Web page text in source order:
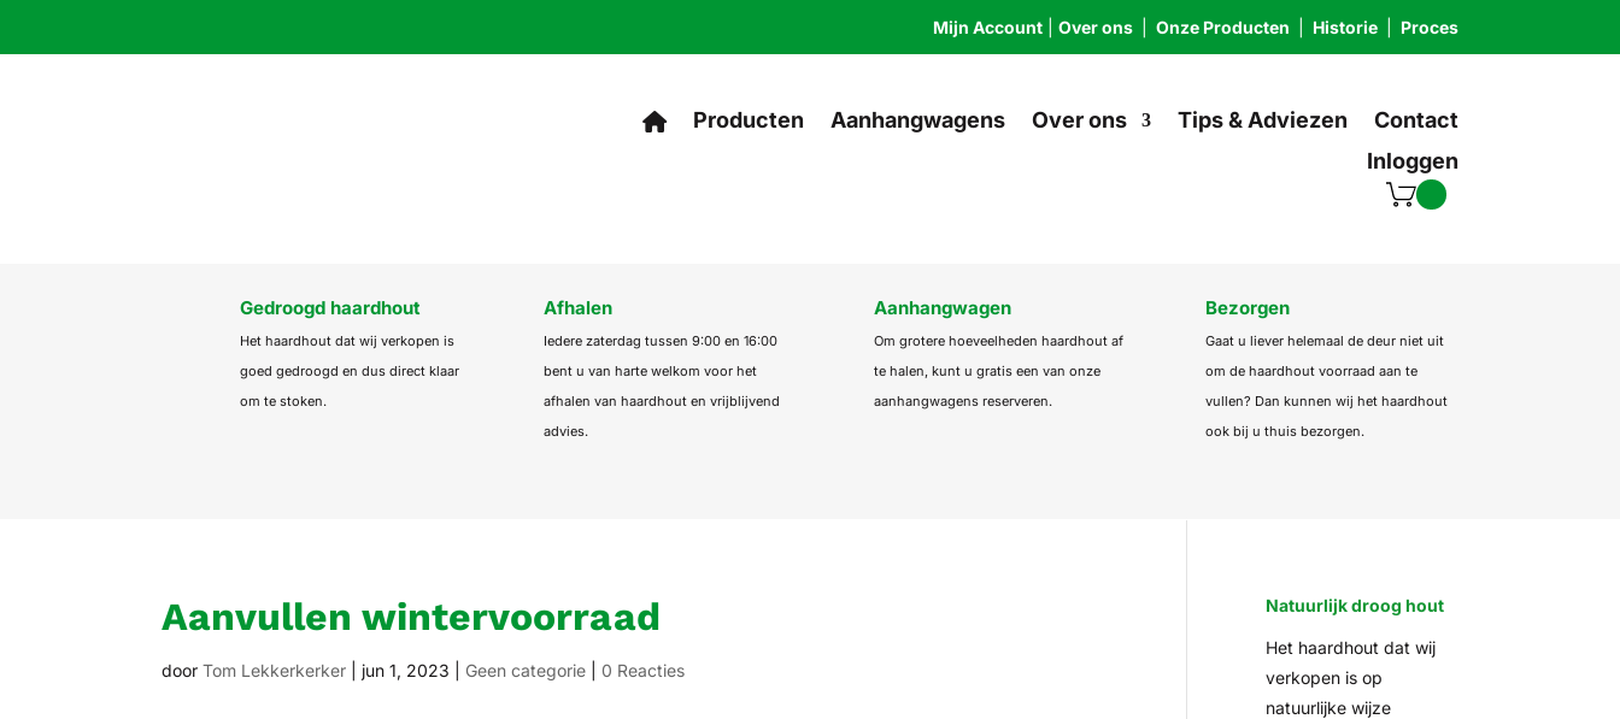
Mijn Account| Over ons| Onze Producten Historie| Proces
Producten Aanhangwagens Over ons Tips & Adviezen
Contact
Inloggen
Gedroogd haardhout
Het haardhout dat wij verkopen is
goed gedroogd en dus direct klaar
om te stoken.
Afhalen
Iedere zaterdag tussen 9:00 en 16:00
bent u van harte welkom voor het
afhalen van haardhout en vrijblijvend
advies.
Aanhangwagen
Om grotere hoeveelheden haardhout af
te halen, kunt u gratis een van onze
aanhangwagens reserveren.
Bezorgen
Gaat u liever helemaal de deur niet uit
om de haardhout voorraad aan te
vullen? Dan kunnen wij het haardhout
ook bij u thuis bezorgen.
Aanvullen wintervoorraad
doorTom Lekkerkerker jun 1, 2023 Geen categorie 0 Reacties
Natuurlijk droog hout
Het haardhout dat wij
verkopen is op
natuurlijke wijze